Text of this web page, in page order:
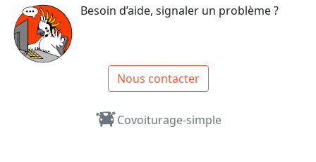
Besoin d’aide, signaler un problème ?
Nous contacter
Covoiturage-simple